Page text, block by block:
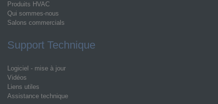
Produits HVAC
Qui sommes-nous
Salons commercials
Support Technique
Logiciel - mise à jour
Vidéos
Liens utiles
Assistance technique